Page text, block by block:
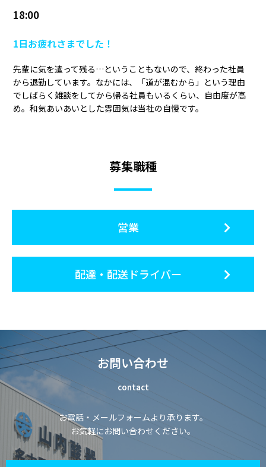
18:00
1日お疲れさまでした！
先輩に気を遣って残る…ということもないので、終わった社員
から退勤しています。なかには、「道が混むから」という理由
でしばらく雑談をしてから帰る社員もいるくらい、自由度が高
め。和気あいあいとした雰囲気は当社の自慢です。
募集職種
営業
配達・配送ドライバー
お問い合わせ
contact
お電話・メールフォームより承ります。
お気軽にお問い合わせください。